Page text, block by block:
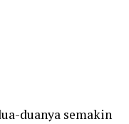
duanya semakin